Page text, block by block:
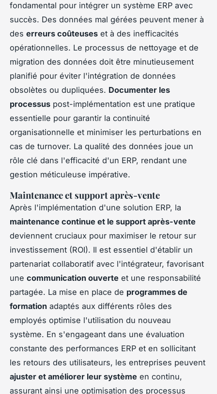
fondamental pour intégrer un système ERP avec
succès. Des données mal gérées peuvent mener à
des erreurs coûteuses et à des inefficacités
opérationnelles. Le processus de nettoyage et de
migration des données doit être minutieusement
planifié pour éviter l'intégration de données
obsolètes ou dupliquées. Documenter les
processus post-implémentation est une pratique
essentielle pour garantir la continuité
organisationnelle et minimiser les perturbations en
cas de turnover. La qualité des données joue un
rôle clé dans l'efficacité d'un ERP, rendant une
gestion méticuleuse impérative.
Maintenance et support après-vente
Après l'implémentation d'une solution ERP, la
maintenance continue et le support après-vente
deviennent cruciaux pour maximiser le retour sur
investissement (ROI). Il est essentiel d'établir un
partenariat collaboratif avec l'intégrateur, favorisant
une communication ouverte et une responsabilité
partagée. La mise en place de programmes de
formation adaptés aux différents rôles des
employés optimise l'utilisation du nouveau
système. En s'engageant dans une évaluation
constante des performances ERP et en sollicitant
les retours des utilisateurs, les entreprises peuvent
ajuster et améliorer leur système en continu,
assurant ainsi une optimisation des processus